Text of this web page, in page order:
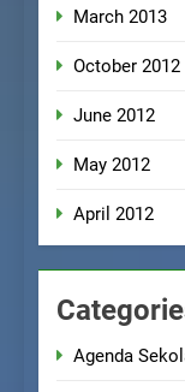
March 2013
October 2012
June 2012
May 2012
April 2012
Agenda